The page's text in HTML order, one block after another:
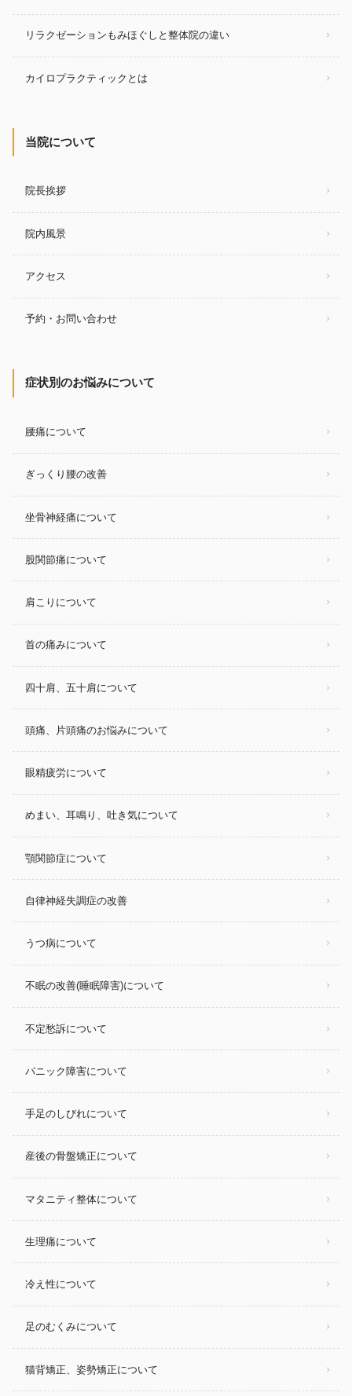
リラクゼーションもみほぐしと整体院の違い
カイロプラクティックとは
当院について
院長挨拶
院内風景
アクセス
予約・お問い合わせ
症状別のお悩みについて
腰痛について
ぎっくり腰の改善
坐骨神経痛について
股関節痛について
肩こりについて
首の痛みについて
四十肩、五十肩について
頭痛、片頭痛のお悩みについて
眼精疲労について
めまい、耳鳴り、吐き気について
顎関節症について
自律神経失調症の改善
うつ病について
不眠の改善(睡眠障害)について
不定愁訴について
パニック障害について
手足のしびれについて
産後の骨盤矯正について
マタニティ整体について
生理痛について
冷え性について
足のむくみについて
猫背矯正、姿勢矯正について